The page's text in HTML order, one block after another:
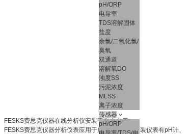
pH/ORP
电导率
TDS溶解固体
盐度
余氯/二氧化氯/
臭氧
双通道
溶解氧DO
浊度SS
污泥浓度
MLSS
离子浓度
传感器
pH/ORP
FESKS费思克仪器在线分析仪安装于自来水厂
FESKS费思克仪器分析仪表应用于广东某水厂，安装仪表有pH计、